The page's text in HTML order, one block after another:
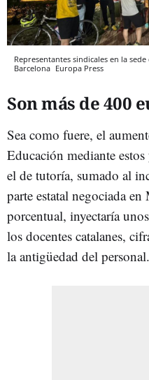
Representantes sindicales en la
Barcelona Europa Press
Son más de 400
Sea como fuere, el
Educación mediante
el de tutoría, sumado al
parte estatal negociada
porcentual, inyectaría
los docentes catalanes,
la antigüedad del personal.